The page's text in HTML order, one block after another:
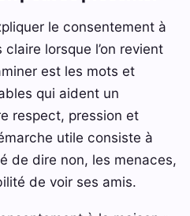
le consentement à
lorsque l’on revient
est les mots et
qui aident un
respect, pression et
utile consiste à
de dire non, les menaces,
de voir ses amis.